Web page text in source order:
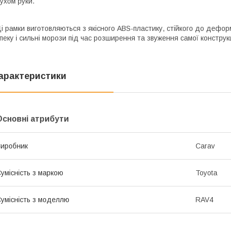
рамки виготовляються з якісного ABS-пластику, стійкого до
і сильні морози під час розширення та звуження самої
атрибути
Carav
з маркою Toyota
з моделлю RAV4